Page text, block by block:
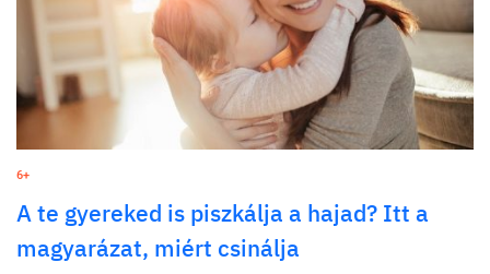
6+
A te gyereked is piszkálja a hajad? Itt a
magyarázat, miért csinálja